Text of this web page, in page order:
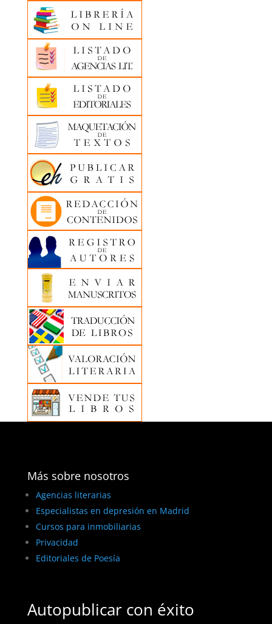
Más sobre nosotros
Agencias literarias
Especialistas en depresión en Madrid
Cursos para inmobiliarias
Privacidad
Editoriales de Poesía
Autopublicar con éxito